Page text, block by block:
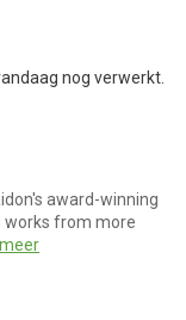
nog verwerkt.
award-winning
works from more